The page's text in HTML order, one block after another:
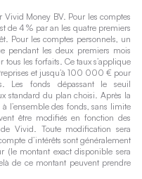
Vivid Money BV. Pour les comptes
de 4 % par an les quatre premiers
Pour les comptes personnels, un
pendant les deux premiers mois
tous les forfaits. Ce taux s’applique
et jusqu’à 100 000 € pour
Les fonds dépassant le seuil
standard du plan choisi. Après la
l’ensemble des fonds, sans limite
être modifiés en fonction des
Vivid. Toute modification sera
d’intérêts sont généralement
(le montant exact disponible sera
de ce montant peuvent prendre